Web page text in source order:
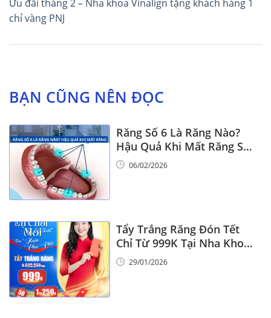
hướng
bài
Ưu đãi tháng 2 – Nha khoa Vinalign tặng khách hàng 1
chỉ vàng PNJ
BẠN CŨNG NÊN ĐỌC
Răng Số 6 Là Răng Nào?
Hậu Quả Khi Mất Răng Số
6
06/02/2026
Tẩy Trắng Răng Đón Tết
Chỉ Từ 999K Tại Nha Khoa
Vinalign
29/01/2026